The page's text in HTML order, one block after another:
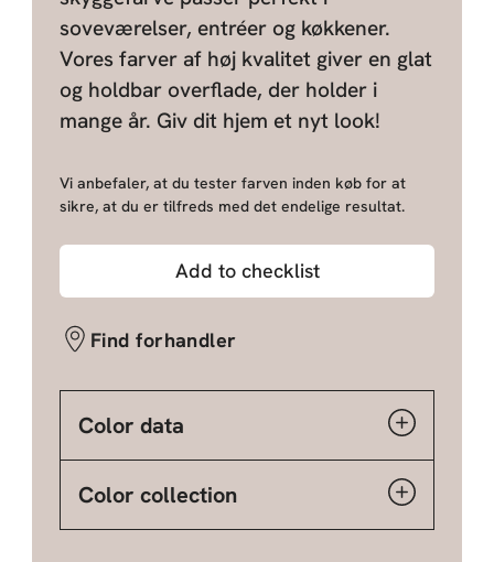
soveværelser, entréer og køkkener.
Vores farver af høj kvalitet giver en glat
og holdbar overflade, der holder i
mange år. Giv dit hjem et nyt look!
Vi anbefaler, at du tester farven inden køb for at
sikre, at du er tilfreds med det endelige resultat.
Add to checklist
Find forhandler
Color data
Color collection